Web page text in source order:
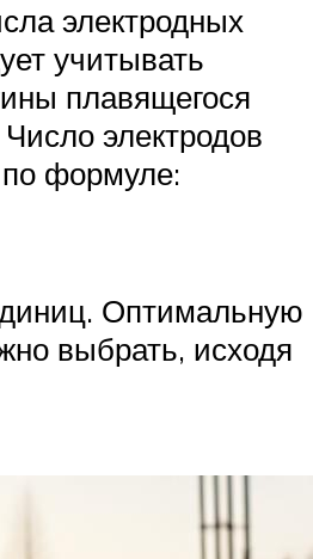
электродных
учитывать
плавящегося
электродов
формуле:
Оптимальную
выбрать, исходя